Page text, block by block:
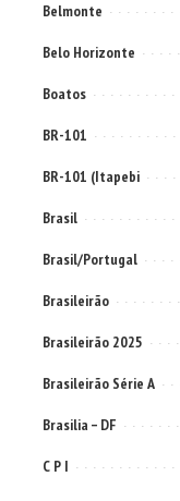
Belmonte
Belo Horizonte
Boatos
BR-101
BR-101 (Itapebi
Brasil
Brasil/Portugal
Brasileirão
Brasileirão 2025
Brasileirão Série A
Brasilia – DF
C P I